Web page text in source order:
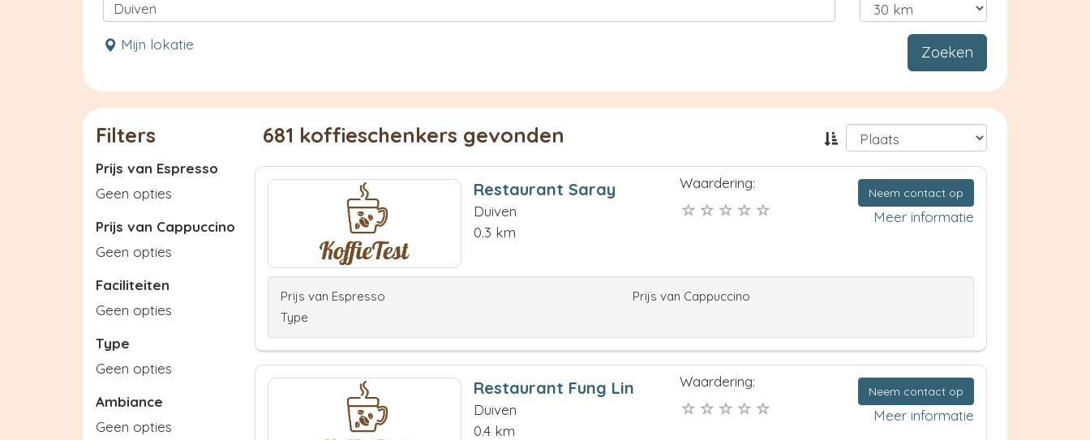
Mijn lokatie Zoeken
Filters
Prijs van Espresso
Geen opties
Prijs van Cappuccino
Geen opties
Faciliteiten
Geen opties
Type
Geen opties
Ambiance
Geen opties
681 koffieschenkers gevonden
Restaurant Saray
Duiven
0.3 km
Waardering:
Neem contact op
Meer informatie
Prijs van Espresso
Prijs van Cappuccino
Type
Restaurant Fung Lin
Duiven
0.4 km
Waardering:
Neem contact op
Meer informatie